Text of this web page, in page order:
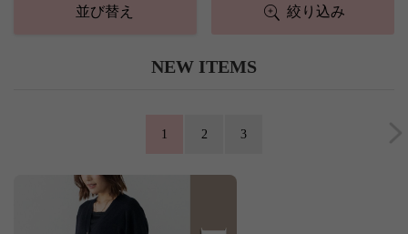
並び替え 絞り込み
NEW ITEMS
1 2 3